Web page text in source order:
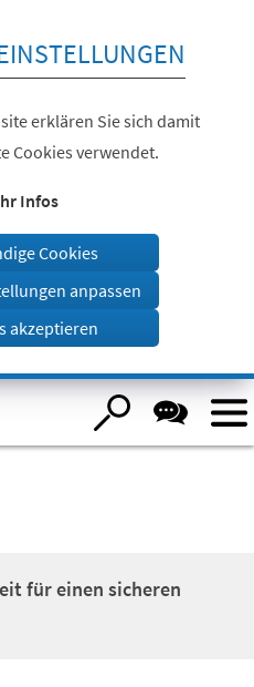
erklären Sie sich damit
Cookies verwendet.
Infos
Cookies
anpassen
akzeptieren
für einen sicheren